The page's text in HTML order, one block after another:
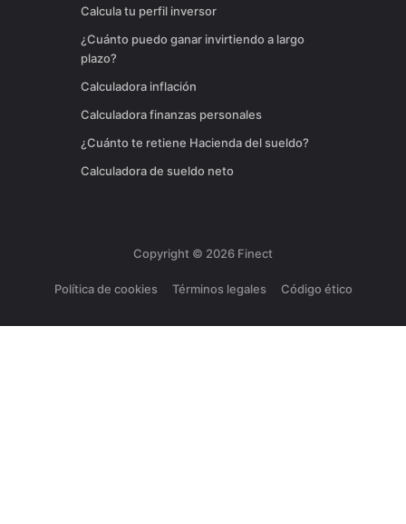
Calcula tu perfil inversor
¿Cuánto puedo ganar invirtiendo a largo
plazo?
Calculadora inflación
Calculadora finanzas personales
¿Cuánto te retiene Hacienda del sueldo?
Calculadora de sueldo neto
Copyright © 2026 Finect
Política de cookies Términos legales Código ético